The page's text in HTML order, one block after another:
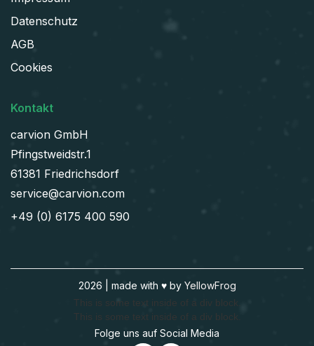
Datenschutz
AGB
Cookies
Kontakt
carvion GmbH
Pfingstweidstr.1
61381 Friedrichsdorf
service@carvion.com
+49 (0) 6175 400 590
2026 | made with ♥️ by YellowFrog
This is some text inside of a div block.
This is some text inside of a div block.
Folge uns auf Social Media